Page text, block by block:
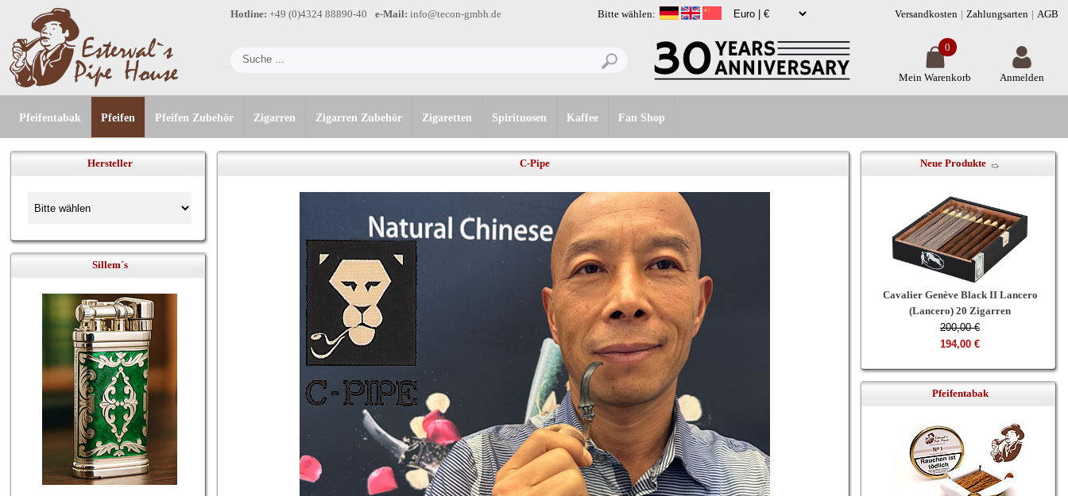
Bitte wählen:
Hotline: +49 (0)4324 88890-40 e-Mail: info@tecon-gmbh.de Versandkosten Zahlungsarten AGB
Anmelden
Mein Warenkorb
0
Pfeifentabak Pfeifen Pfeifen Zubehör Zigarren Zigarren Zubehör Zigaretten Spirituosen Kaffee Fan Shop
Hersteller
Sillem´s
C-Pipe Neue Produkte
Cavalier Genève Black II Lancero
(Lancero) 20 Zigarren
200,00 €
194,00 €
Pfeifentabak